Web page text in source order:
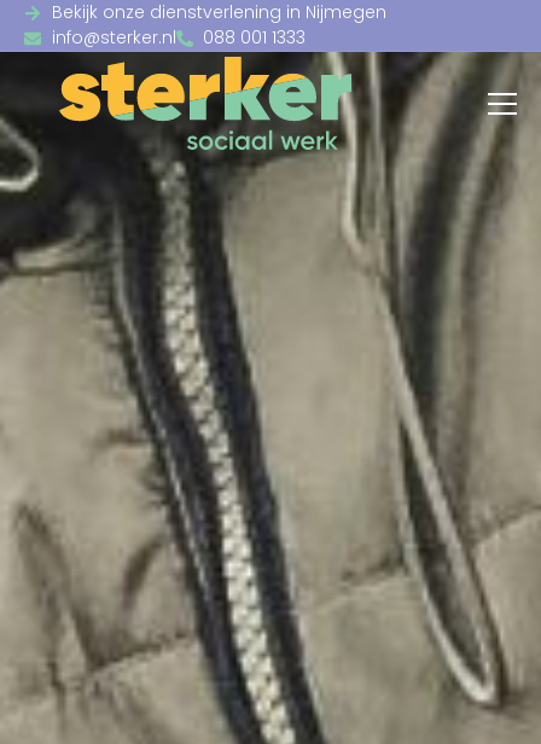
Bekijk onze dienstverlening in Nijmegen
info@sterker.nl
088 001 1333